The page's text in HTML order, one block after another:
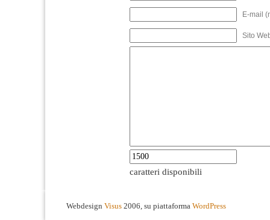
E-mail
Sito
caratteri disponibili
Webdesign Visus 2006, su piattaforma WordPress